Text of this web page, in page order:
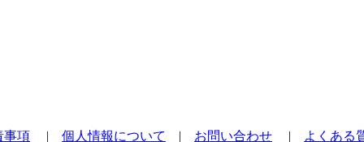
事項 | 個人情報について | お問い合わせ | よくある